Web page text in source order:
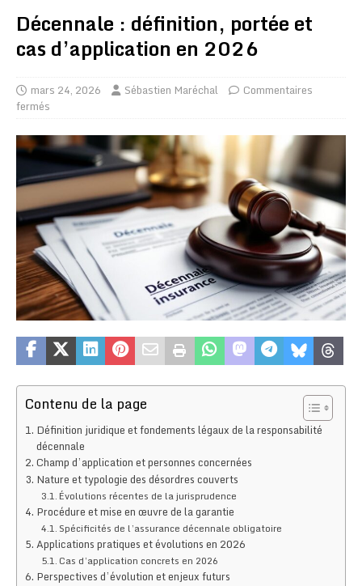
Décennale : définition, portée et
cas d’application en 2026
mars 24, 2026 Sébastien Maréchal
Commentaires
fermés
Contenu de la page
Définition juridique et fondements légaux de la responsabilité
décennale
Champ d’application et personnes concernées
Nature et typologie des désordres couverts
Évolutions récentes de la jurisprudence
Procédure et mise en œuvre de la garantie
Spécificités de l’assurance décennale obligatoire
Applications pratiques et évolutions en 2026
Cas d’application concrets en 2026
Perspectives d’évolution et enjeux futurs